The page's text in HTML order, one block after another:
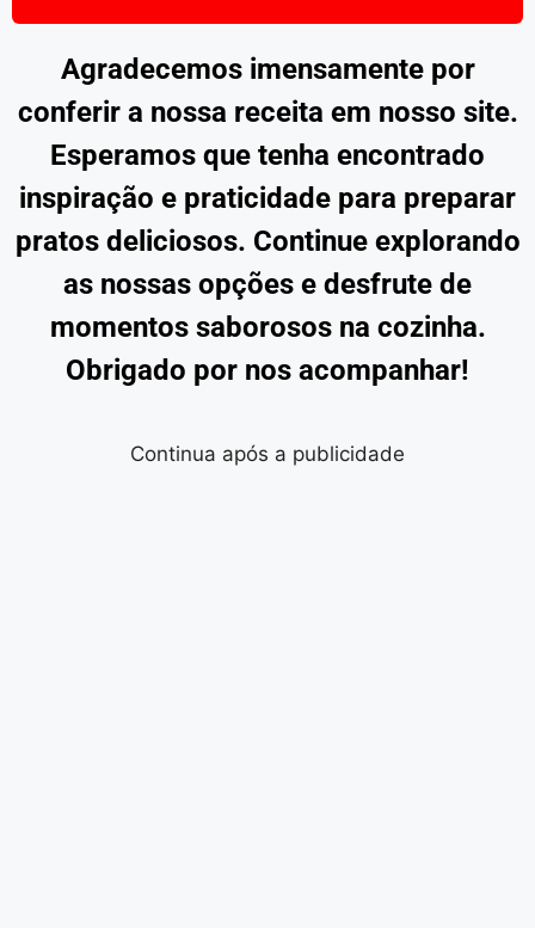
Agradecemos imensamente por
conferir a nossa receita em nosso site.
Esperamos que tenha encontrado
inspiração e praticidade para preparar
pratos deliciosos. Continue explorando
as nossas opções e desfrute de
momentos saborosos na cozinha.
Obrigado por nos acompanhar!
Continua após a publicidade